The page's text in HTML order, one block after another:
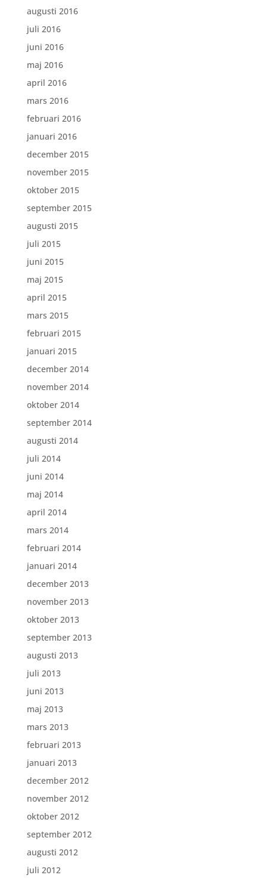
augusti 2016
juli 2016
juni 2016
maj 2016
april 2016
mars 2016
februari 2016
januari 2016
december 2015
november 2015
oktober 2015
september 2015
augusti 2015
juli 2015
juni 2015
maj 2015
april 2015
mars 2015
februari 2015
januari 2015
december 2014
november 2014
oktober 2014
september 2014
augusti 2014
juli 2014
juni 2014
maj 2014
april 2014
mars 2014
februari 2014
januari 2014
december 2013
november 2013
oktober 2013
september 2013
augusti 2013
juli 2013
juni 2013
maj 2013
mars 2013
februari 2013
januari 2013
december 2012
november 2012
oktober 2012
september 2012
augusti 2012
juli 2012